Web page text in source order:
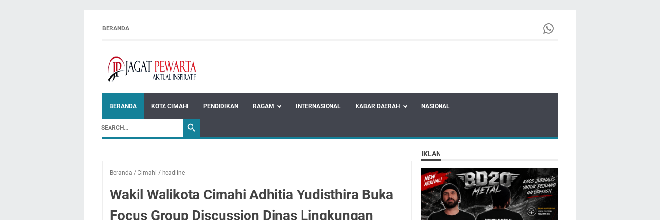
BERANDA
BERANDA KOTA CIMAHI PENDIDIKAN RAGAM INTERNASIONAL KABAR DAERAH NASIONAL
Beranda / Cimahi / headline
Wakil Walikota Cimahi Adhitia Yudisthira Buka
Focus Group Discussion Dinas Lingkungan
IKLAN